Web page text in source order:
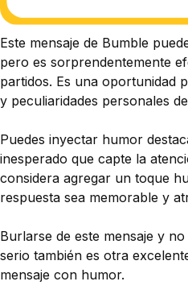
Este mensaje de Bumble
pero es sorprendentemente
partidos. Es una oportunidad
y peculiaridades personales
Puedes inyectar humor
inesperado que capte la
considera agregar un toque
respuesta sea memorable y
Burlarse de este mensaje y
serio también es otra
mensaje con humor.